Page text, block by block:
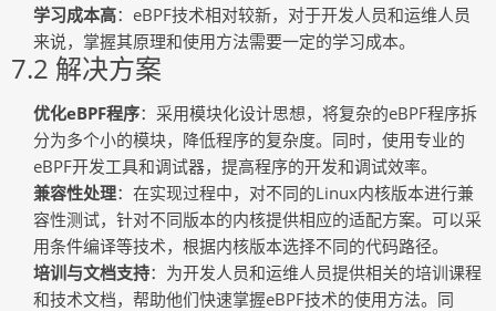
学习成本高：eBPF技术相对较新，对于开发人员和运维人员
来说，掌握其原理和使用方法需要一定的学习成本。
7.2 解决方案
优化eBPF程序：采用模块化设计思想，将复杂的eBPF程序拆
分为多个小的模块，降低程序的复杂度。同时，使用专业的
eBPF开发工具和调试器，提高程序的开发和调试效率。
兼容性处理：在实现过程中，对不同的Linux内核版本进行兼
容性测试，针对不同版本的内核提供相应的适配方案。可以采
用条件编译等技术，根据内核版本选择不同的代码路径。
培训与文档支持：为开发人员和运维人员提供相关的培训课程
和技术文档，帮助他们快速掌握eBPF技术的使用方法。同